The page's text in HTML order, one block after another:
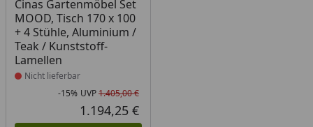
Cinas Gartenmöbel Set
MOOD, Tisch 170 x 100
+ 4 Stühle, Aluminium /
Teak / Kunststoff-
Lamellen
Nicht lieferbar
Rabatt in Prozent
-15%
Ursprünglicher Preis
UVP1.405,00 €
Aktueller Preis
1.194,25 €